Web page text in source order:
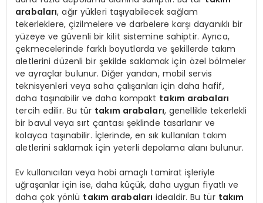
arabaları, ağır yükleri taşıyabilecek sağlam
tekerleklere, çizilmelere ve darbelere karşı dayanıklı bir
yüzeye ve güvenli bir kilit sistemine sahiptir. Ayrıca,
çekmecelerinde farklı boyutlarda ve şekillerde takım
aletlerini düzenli bir şekilde saklamak için özel bölmeler
ve ayraçlar bulunur. Diğer yandan, mobil servis
teknisyenleri veya saha çalışanları için daha hafif,
daha taşınabilir ve daha kompakt takım arabaları
tercih edilir. Bu tür takım arabaları, genellikle tekerlekli
bir bavul veya sırt çantası şeklinde tasarlanır ve
kolayca taşınabilir. İçlerinde, en sık kullanılan takım
aletlerini saklamak için yeterli depolama alanı bulunur.
Ev kullanıcıları veya hobi amaçlı tamirat işleriyle
uğraşanlar için ise, daha küçük, daha uygun fiyatlı ve
daha çok yönlü takım arabaları idealdir. Bu tür takım